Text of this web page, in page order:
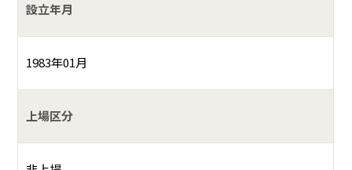
設立年月
1983年01月
上場区分